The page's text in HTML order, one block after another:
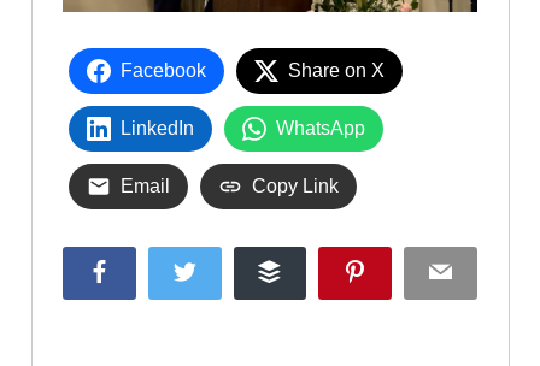
Facebook Share on X
LinkedIn WhatsApp
Email Copy Link
FacebookTwitter Buffer Pinterest Email